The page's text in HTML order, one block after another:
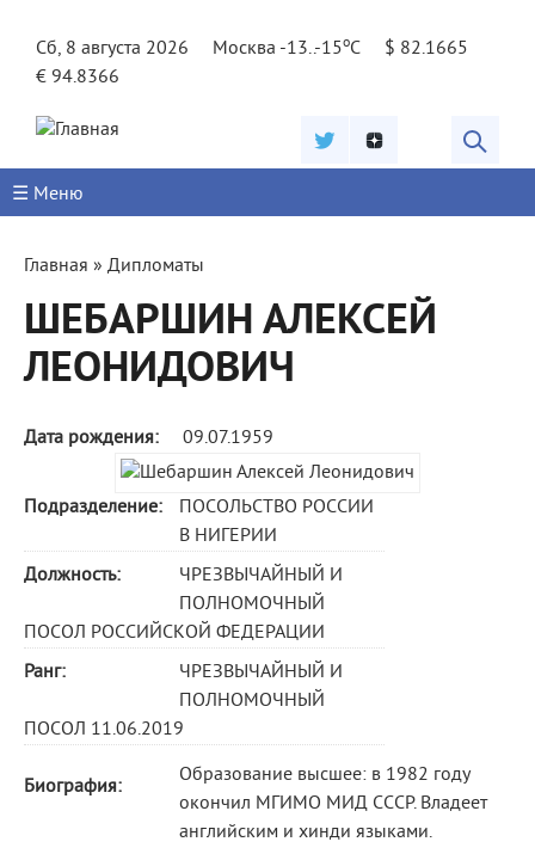
Сб, 8 августа 2026
Москва -13..-15oC
$ 82.1665
€ 94.8366
☰ Меню
Вы
здесь
Главная » Дипломаты
ШЕБАРШИН АЛЕКСЕЙ
ЛЕОНИДОВИЧ
Дата рождения: 09.07.1959
Подразделение:
ПОСОЛЬСТВО РОССИИ
В НИГЕРИИ
Должность:
ЧРЕЗВЫЧАЙНЫЙ И
ПОЛНОМОЧНЫЙ
ПОСОЛ РОССИЙСКОЙ ФЕДЕРАЦИИ
Ранг:
ЧРЕЗВЫЧАЙНЫЙ И
ПОЛНОМОЧНЫЙ
ПОСОЛ 11.06.2019
Биография:
Образование высшее: в 1982 году
окончил МГИМО МИД СССР. Владеет
английским и хинди языками.